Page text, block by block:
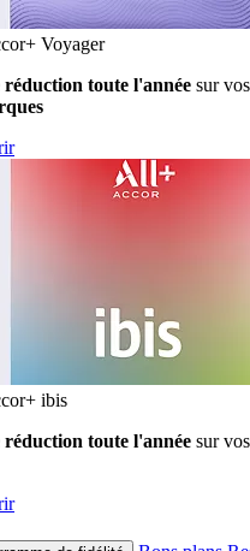
Voyager
réduction toute l'année sur
ibis
réduction toute l'année sur